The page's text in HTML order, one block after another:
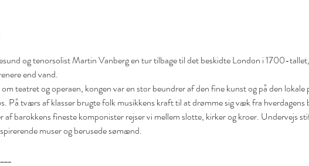
og tenorsolist Martin Vanberg en tur tilbage til det beskidte London i 1700-
end vand.
teatret og operaen, kongen var en stor beundrer af den fine kunst og på den lokale
På tværs af klasser brugte folk musikkens kraft til at drømme sig væk fra hverdagens
af barokkens fineste komponister rejser vi mellem slotte, kirker og kroer. Undervejs
muser og berusede sømænd.